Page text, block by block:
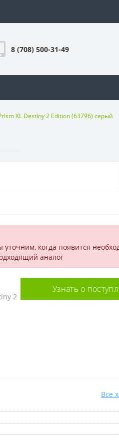
8 (708) 500-31-49
XL Destiny 2 Edition (63796) серый
когда появится
аналог
2
Узнать о
Все